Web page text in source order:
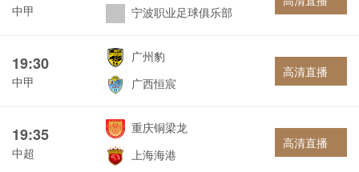
中甲
宁波职业足球俱乐部
19:30
中甲
广州豹
广西恒宸
高清直播
19:35
中超
重庆铜梁龙
上海海港
高清直播